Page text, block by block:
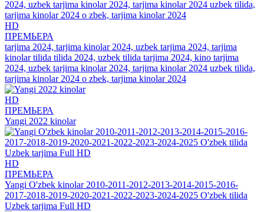
HD
ПРЕМЬЕРА
tarjima 2024, tarjima kinolar 2024, uzbek tarjima 2024, tarjima
kinolar tilida tilida 2024, uzbek tilida tarjima 2024, kino tarjima
2024, uzbek tarjima kinolar 2024, tarjima kinolar 2024 uzbek tilida,
tarjima kinolar 2024 o zbek, tarjima kinolar 2024
HD
ПРЕМЬЕРА
Yangi 2022 kinolar
HD
ПРЕМЬЕРА
Yangi O'zbek kinolar 2010-2011-2012-2013-2014-2015-2016-
2017-2018-2019-2020-2021-2022-2023-2024-2025 O'zbek tilida
Uzbek tarjima Full HD